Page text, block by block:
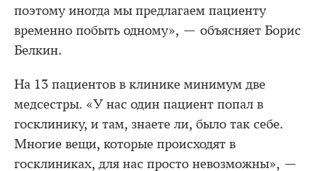
поэтому иногда мы предлагаем пациенту
временно побыть одному», — объясняет Борис
Белкин.
На 13 пациентов в клинике минимум две
медсестры. «У нас один пациент попал в
госклинику, и там, знаете ли, было так себе.
Многие вещи, которые происходят в
госклиниках, для нас просто невозможны», —